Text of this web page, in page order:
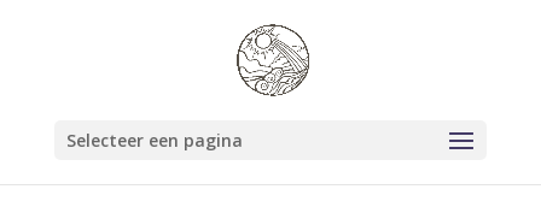
Selecteer een pagina